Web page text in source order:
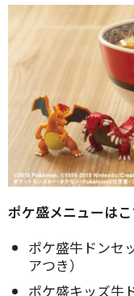
ポケ盛メニューは
ポケ盛牛ドンセ
アつき）
ポケ盛キッズ牛